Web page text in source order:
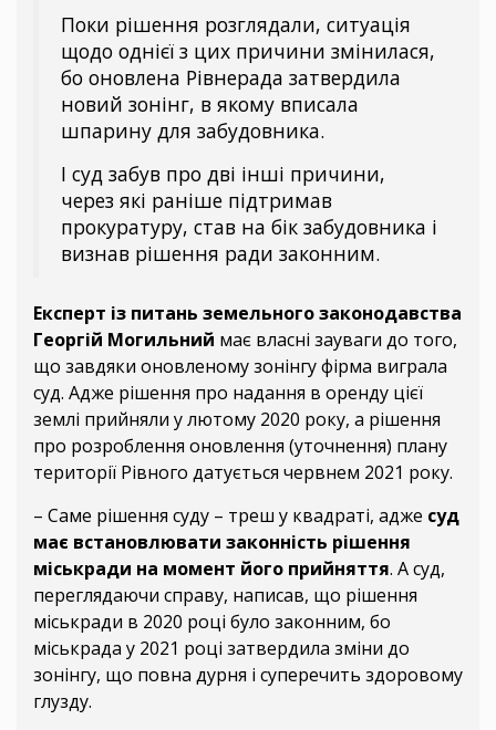
Поки рішення розглядали, ситуація
щодо однієї з цих причини змінилася,
бо оновлена Рівнерада затвердила
новий зонінг, в якому вписала
шпарину для забудовника.
І суд забув про дві інші причини,
через які раніше підтримав
прокуратуру, став на бік забудовника і
визнав рішення ради законним.
Експерт із питань земельного законодавства
Георгій Могильний має власні зауваги до того,
що завдяки оновленому зонінгу фірма виграла
суд. Адже рішення про надання в оренду цієї
землі прийняли у лютому 2020 року, а рішення
про розроблення оновлення (уточнення) плану
території Рівного датується червнем 2021 року.
– Саме рішення суду – треш у квадраті, адже суд
має встановлювати законність рішення
міськради на момент його прийняття. А суд,
переглядаючи справу, написав, що рішення
міськради в 2020 році було законним, бо
міськрада у 2021 році затвердила зміни до
зонінгу, що повна дурня і суперечить здоровому
глузду.